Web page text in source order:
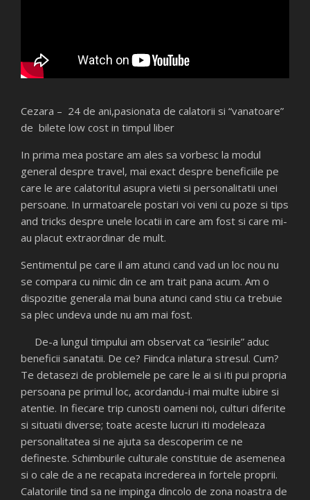
​Cezara – 24 de ani,pasionata de calatorii si “vanatoare”
de bilete low cost in timpul liber
In prima mea postare am ales sa vorbesc la modul
general despre travel, mai exact despre beneficiile pe
care le are calatoritul asupra vietii si personalitatii unei
persoane. In urmatoarele postari voi veni cu poze si tips
and tricks despre unele locatii in care am fost si care mi-
au placut extraordinar de mult.
Sentimentul pe care il am atunci cand vad un loc nou nu
se compara cu nimic din ce am trait pana acum. Am o
dispozitie generala mai buna atunci cand stiu ca trebuie
sa plec undeva unde nu am mai fost.
De-a lungul timpului am observat ca “iesirile” aduc
beneficii sanatatii. De ce? Fiindca inlatura stresul. Cum?
Te detasezi de problemele pe care le ai si iti pui propria
persoana pe primul loc, acordandu-i mai multe iubire si
atentie. In fiecare trip cunosti oameni noi, culturi diferite
si situatii diverse; toate aceste lucruri iti modeleaza
personalitatea si ne ajuta sa descoperim ce ne
defineste. Schimburile culturale constituie de asemenea
si o cale de a ne recapata increderea in fortele proprii.
Calatoriile tind sa ne impinga dincolo de zona noastra de